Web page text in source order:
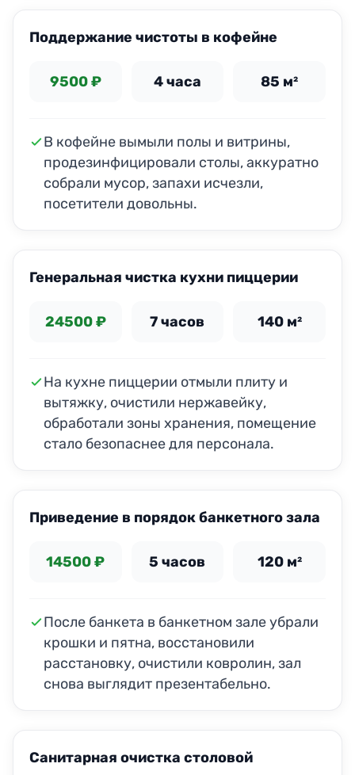
Поддержание чистоты в кофейне
9500 ₽ 4 часа 85 м²
В кофейне вымыли полы и витрины,
продезинфицировали столы, аккуратно
собрали мусор, запахи исчезли,
посетители довольны.
Генеральная чистка кухни пиццерии
24500 ₽ 7 часов 140 м²
На кухне пиццерии отмыли плиту и
вытяжку, очистили нержавейку,
обработали зоны хранения, помещение
стало безопаснее для персонала.
Приведение в порядок банкетного зала
14500 ₽ 5 часов 120 м²
После банкета в банкетном зале убрали
крошки и пятна, восстановили
расстановку, очистили ковролин, зал
снова выглядит презентабельно.
Санитарная очистка столовой